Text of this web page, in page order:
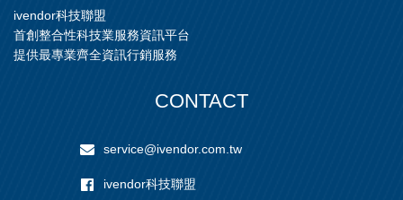
ivendor科技聯盟
首創整合性科技業服務資訊平台
提供最專業齊全資訊行銷服務
CONTACT
service@ivendor.com.tw
ivendor科技聯盟